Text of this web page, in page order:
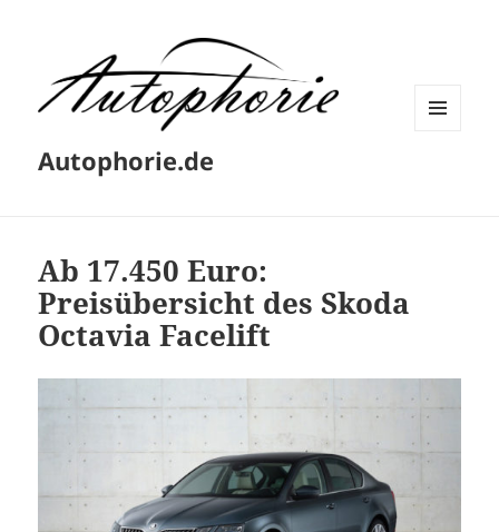
Autophorie.de
Ab 17.450 Euro:
Preisübersicht des Skoda
Octavia Facelift